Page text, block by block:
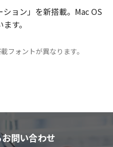
ョン」を新搭載。Mac OS
す。
フォントが異なります。
問い合わせ